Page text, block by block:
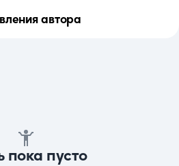
автора
пока пусто